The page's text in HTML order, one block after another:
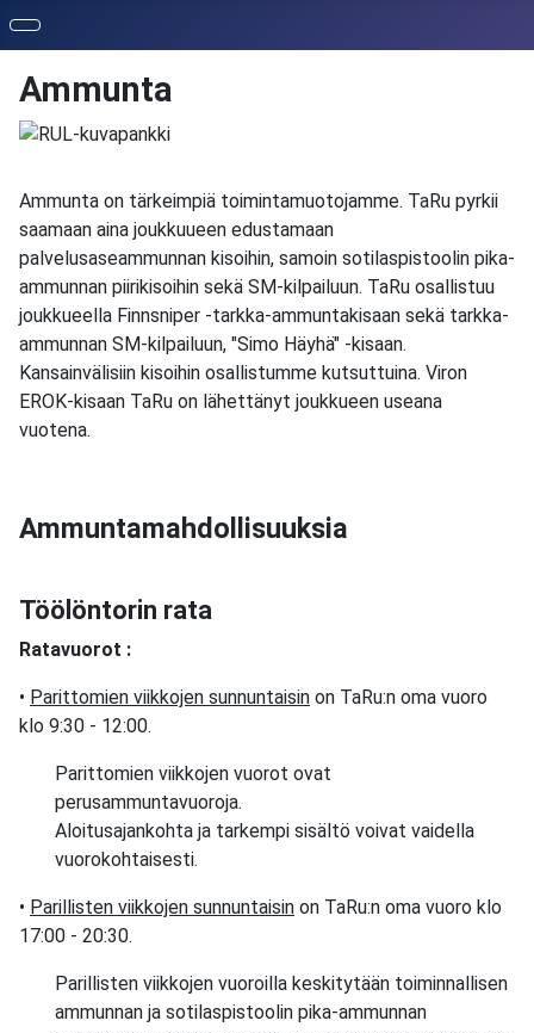
Ammunta
Ammunta on tärkeimpiä toimintamuotojamme. TaRu pyrkii
saamaan aina joukkuueen edustamaan
palvelusaseammunnan kisoihin, samoin sotilaspistoolin pika-
ammunnan piirikisoihin sekä SM-kilpailuun. TaRu osallistuu
joukkueella Finnsniper -tarkka-ammuntakisaan sekä tarkka-
ammunnan SM-kilpailuun, "Simo Häyhä" -kisaan.
Kansainvälisiin kisoihin osallistumme kutsuttuina. Viron
EROK-kisaan TaRu on lähettänyt joukkueen useana
vuotena.
Ammuntamahdollisuuksia
Töölöntorin rata
Ratavuorot :
• Parittomien viikkojen sunnuntaisin on TaRu:n oma vuoro
klo 9:30 - 12:00.
Parittomien viikkojen vuorot ovat
perusammuntavuoroja.
Aloitusajankohta ja tarkempi sisältö voivat vaidella
vuorokohtaisesti.
• Parillisten viikkojen sunnuntaisin on TaRu:n oma vuoro klo
17:00 - 20:30.
Parillisten viikkojen vuoroilla keskitytään toiminnallisen
ammunnan ja sotilaspistoolin pika-ammunnan